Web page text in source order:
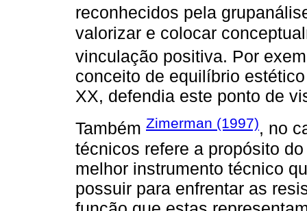
reconhecidos pela
valorizar e colocar
vinculação positiva. Por
conceito de equilíbrio
XX, defendia este ponto de
Também Zimerman (1997), no
técnicos refere a propósito
melhor instrumento técnico
possuir para enfrentar as